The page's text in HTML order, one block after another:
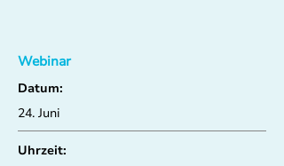
Webinar
Datum:
24. Juni
Uhrzeit: